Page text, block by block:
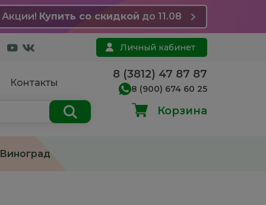
Акции! Купить со скидкой до 11.08
Личный кабинет
Контакты
8 (3812) 47 87 87
8 (900) 674 60 25
Корзина
Виноград